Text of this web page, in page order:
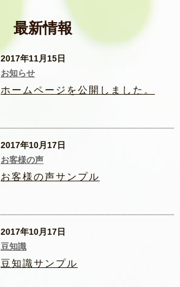
最新情報
2017年11月15日
お知らせ
ホームページを公開しました。
2017年10月17日
お客様の声
お客様の声サンプル
2017年10月17日
豆知識
豆知識サンプル